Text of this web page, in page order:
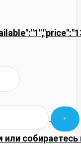
собираетесь